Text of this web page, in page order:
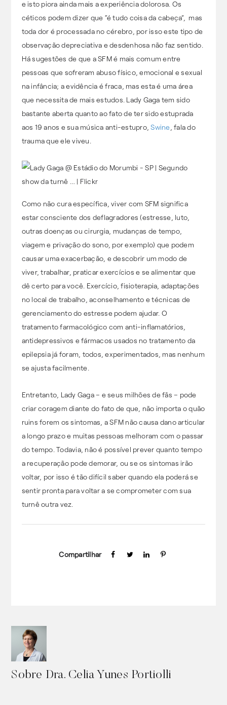
e isto piora ainda mais a experiência dolorosa. Os
céticos podem dizer que “é tudo coisa da cabeça”, mas
toda dor é processada no cérebro, por isso este tipo de
observação depreciativa e desdenhosa não faz sentido.
Há sugestões de que a SFM é mais comum entre
pessoas que sofreram abuso físico, emocional e sexual
na infância; a evidência é fraca, mas esta é uma área
que necessita de mais estudos. Lady Gaga tem sido
bastante aberta quanto ao fato de ter sido estuprada
aos 19 anos e sua música anti-estupro,Swine , fala do
trauma que ele viveu.
Como não cura específica, viver com SFM significa
estar consciente dos deflagradores (estresse, luto,
outras doenças ou cirurgia, mudanças de tempo,
viagem e privação do sono, por exemplo) que podem
causar uma exacerbação, e descobrir um modo de
viver, trabalhar, praticar exercícios e se alimentar que
dê certo para você. Exercício, fisioterapia, adaptações
no local de trabalho, aconselhamento e técnicas de
gerenciamento do estresse podem ajudar. O
tratamento farmacológico com anti-inflamatórios,
antidepressivos e fármacos usados no tratamento da
epilepsia já foram, todos, experimentados, mas nenhum
se ajusta facilmente.
Entretanto, Lady Gaga – e seus milhões de fãs – pode
criar coragem diante do fato de que, não importa o quão
ruins forem os sintomas, a SFM não causa dano articular
a longo prazo e muitas pessoas melhoram com o passar
do tempo. Todavia, não é possível prever quanto tempo
a recuperação pode demorar, ou se os sintomas irão
voltar, por isso é tão difícil saber quando ela poderá se
sentir pronta para voltar a se comprometer com sua
turnê outra vez.
Compartilhar
Sobre Dra. Celia Yunes Portiolli